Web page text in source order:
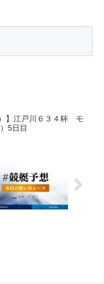
】江戸川６３４杯 モ
5日目